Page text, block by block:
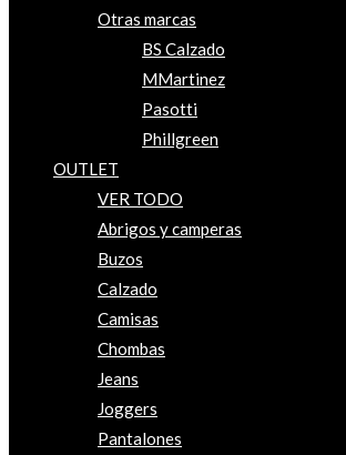
Otras marcas
BS Calzado
MMartinez
Pasotti
Phillgreen
OUTLET
VER TODO
Abrigos y camperas
Buzos
Calzado
Camisas
Chombas
Jeans
Joggers
Pantalones